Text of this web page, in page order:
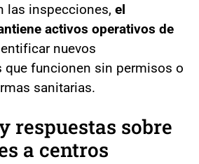
las inspecciones, el
activos operativos de
nuevos
funcionen sin permisos o
sanitarias.
respuestas sobre
a centros